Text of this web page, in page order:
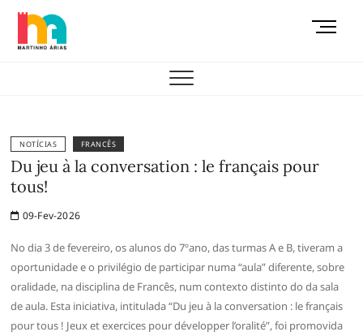
Skip
content
M
NOTÍCIAS FRANCÊS
Du jeu à la conversation : le français pour
tous!
09-Fev-2026
No dia 3 de fevereiro, os alunos do 7ºano, das turmas A e B, tiveram a
oportunidade e o privilégio de participar numa “aula” diferente, sobre
oralidade, na disciplina de Francês, num contexto distinto do da sala
de aula. Esta iniciativa, intitulada “Du jeu à la conversation : le français
pour tous ! Jeux et exercices pour développer l’oralité”, foi promovida